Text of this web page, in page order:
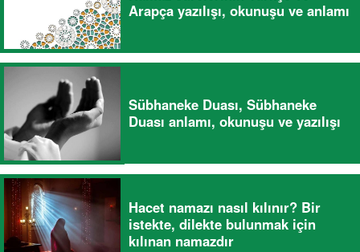
Arapça yazılışı, okunuşu ve anlamı
Sübhaneke Duası, Sübhaneke
Duası anlamı, okunuşu ve yazılışı
Hacet namazı nasıl kılınır? Bir
istekte, dilekte bulunmak için
kılınan namazdır